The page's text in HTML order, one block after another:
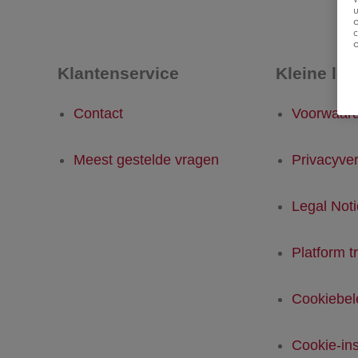
Klantenservice
Contact
Meest gestelde vragen
Kleine
Legal
Platform
Cookie-